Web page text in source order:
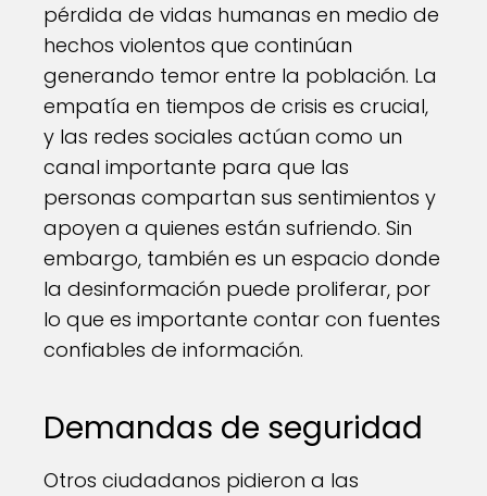
pérdida de vidas humanas en medio de
hechos violentos que continúan
generando temor entre la población. La
empatía en tiempos de crisis es crucial,
y las redes sociales actúan como un
canal importante para que las
personas compartan sus sentimientos y
apoyen a quienes están sufriendo. Sin
embargo, también es un espacio donde
la desinformación puede proliferar, por
lo que es importante contar con fuentes
confiables de información.
Demandas de seguridad
Otros ciudadanos pidieron a las